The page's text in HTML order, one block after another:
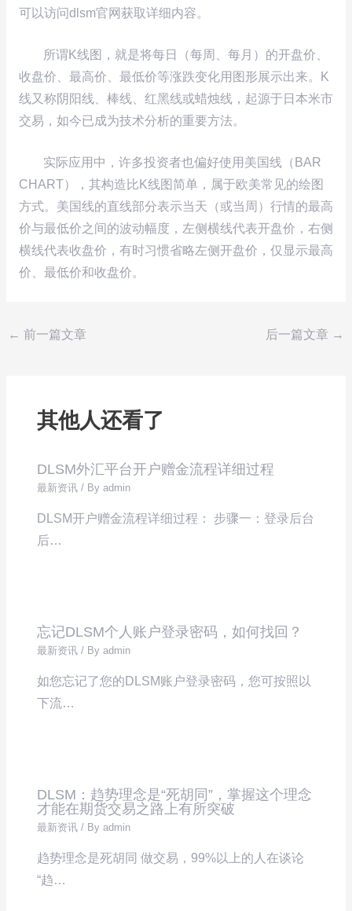
可以访问dlsm官网获取详细内容。
所谓K线图，就是将每日（每周、每月）的开盘价、
收盘价、最高价、最低价等涨跌变化用图形展示出来。K
线又称阴阳线、棒线、红黑线或蜡烛线，起源于日本米市
交易，如今已成为技术分析的重要方法。
实际应用中，许多投资者也偏好使用美国线（BAR
CHART），其构造比K线图简单，属于欧美常见的绘图
方式。美国线的直线部分表示当天（或当周）行情的最高
价与最低价之间的波动幅度，左侧横线代表开盘价，右侧
横线代表收盘价，有时习惯省略左侧开盘价，仅显示最高
价、最低价和收盘价。
← 前一篇文章 后一篇文章 →
其他人还看了
DLSM外汇平台开户赠金流程详细过程
最新资讯 / Byadmin
DLSM开户赠金流程详细过程： 步骤一：登录后台
后…
忘记DLSM个人账户登录密码，如何找回？
最新资讯 / Byadmin
如您忘记了您的DLSM账户登录密码，您可按照以
下流…
DLSM：趋势理念是“死胡同”，掌握这个理念
才能在期货交易之路上有所突破
最新资讯 / Byadmin
趋势理念是死胡同 做交易，99%以上的人在谈论
“趋…